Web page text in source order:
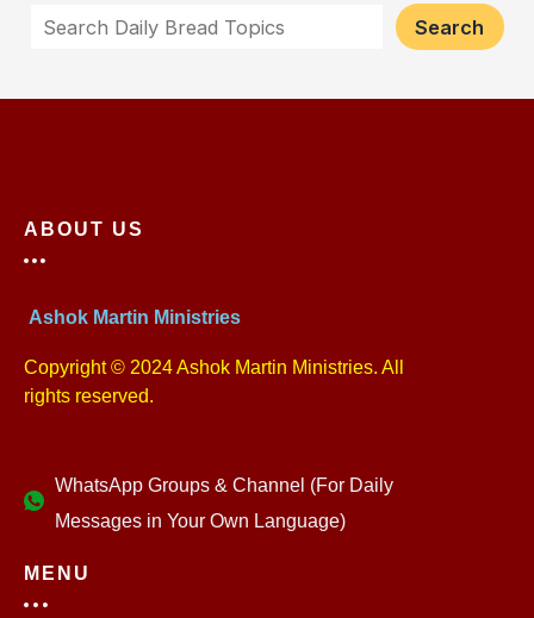
Search
ABOUT US
Ashok Martin Ministries
Copyright © 2024 Ashok Martin Ministries. All
rights reserved.
WhatsApp Groups & Channel (For Daily
Messages in Your Own Language)
MENU